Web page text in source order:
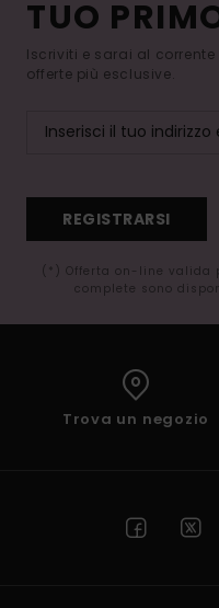
TUO
Iscriviti e sarai al
offerte più esclusive.
REGISTRARSI
(*) Offerta on-line valida
complete sono
Trova un negozio